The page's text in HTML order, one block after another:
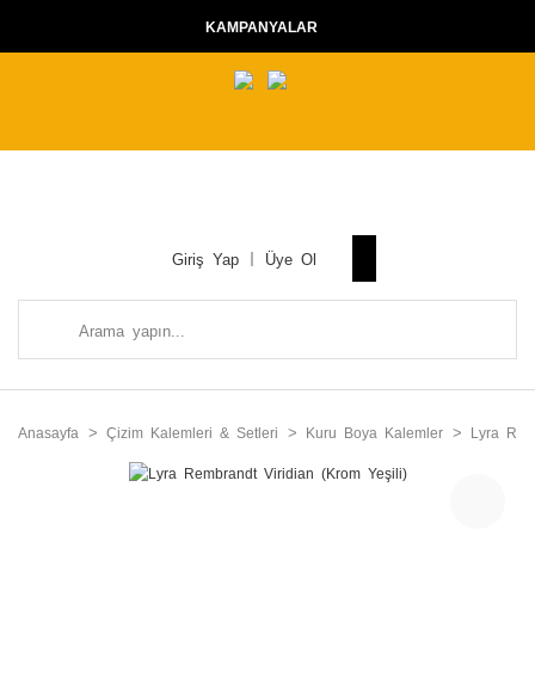
KAMPANYALAR
Giriş Yap Üye Ol
Anasayfa Çizim Kalemleri & Setleri Kuru Boya Kalemler Lyra